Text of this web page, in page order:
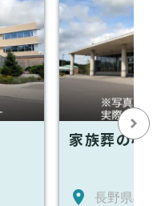
家族葬の心
長野県松